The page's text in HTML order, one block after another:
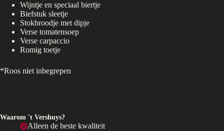
Wijntje en speciaal biertje
Biefstuk sleetje
Stokbroodje met dipje
Verse tomatensoep
Verse carpaccio
Romig toetje
*Roos niet inbegrepen
Waarom 't Vershuys?
Alleen de beste kwaliteit